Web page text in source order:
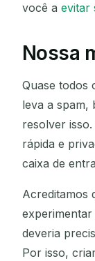
você a evitar
Nossa
Quase todos
leva a spam,
resolver
rápida e
caixa de
Acreditamos
deveria
Por isso,